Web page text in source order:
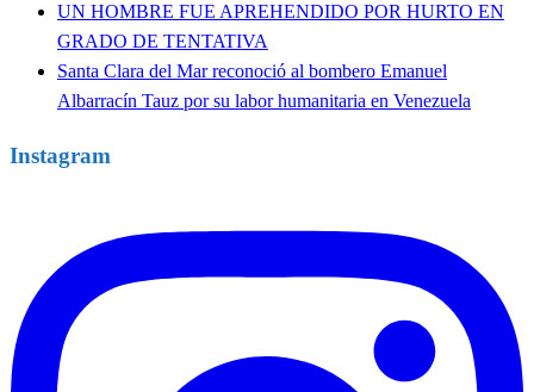
UN HOMBRE FUE APREHENDIDO POR HURTO EN
GRADO DE TENTATIVA
Santa Clara del Mar reconoció al bombero Emanuel
Albarracín Tauz por su labor humanitaria en Venezuela
Instagram